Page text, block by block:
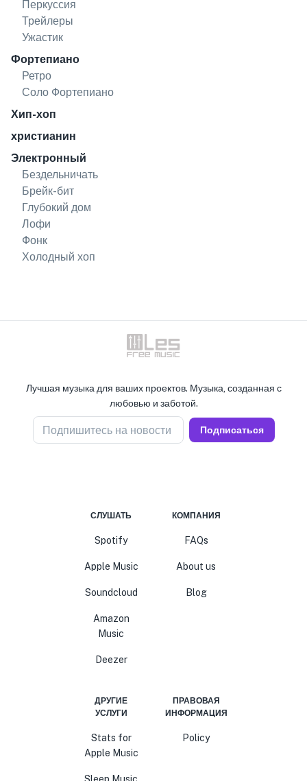
Перкуссия
Трейлеры
Ужастик
Фортепиано
Ретро
Соло Фортепиано
Хип-хоп
христианин
Электронный
Бездельничать
Брейк-бит
Глубокий дом
Лофи
Фонк
Холодный хоп
Лучшая музыка для ваших проектов. Музыка, созданная с
любовью и заботой.
Подпишитесь на новости Подписаться
СЛУШАТЬ
Spotify
Apple Music
Soundcloud
Amazon
Music
Deezer
КОМПАНИЯ
FAQs
About us
Blog
ДРУГИЕ
УСЛУГИ
Stats for
Apple Music
ПРАВОВАЯ
ИНФОРМАЦИЯ
Policy